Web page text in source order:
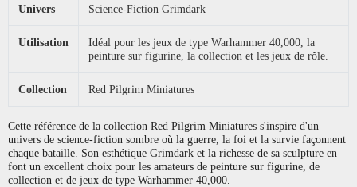
Univers Science-Fiction Grimdark
Utilisation
Idéal pour les jeux de type Warhammer 40,000, la
peinture sur figurine, la collection et les jeux de rôle.
Collection Red Pilgrim Miniatures
Cette référence de la collection Red Pilgrim Miniatures s'inspire d'un
univers de science-fiction sombre où la guerre, la foi et la survie façonnent
chaque bataille. Son esthétique Grimdark et la richesse de sa sculpture en
font un excellent choix pour les amateurs de peinture sur figurine, de
collection et de jeux de type Warhammer 40,000.